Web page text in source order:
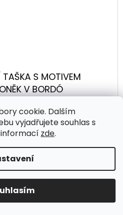
cookie. Dalším
vyjadřujete souhlas s
informací zde.
TAŠKA S MOTIVEM
V BORDÓ
KOŠÍKU